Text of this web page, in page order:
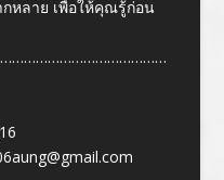
หลาย เพื่อให้คุณรู้ก่อน